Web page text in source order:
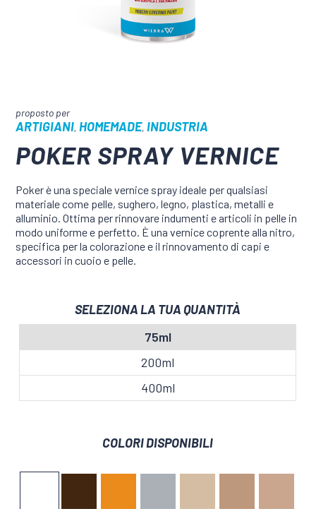
ARTIGIANI,HOMEMADE,INDUSTRIA
POKER SPRAY VERNICE
Poker è una speciale vernice spray ideale per qualsiasi
materiale come pelle, sughero, legno, plastica, metalli e
alluminio. Ottima per rinnovare indumenti e articoli in pelle in
modo uniforme e perfetto. È una vernice coprente alla nitro,
specifica per la colorazione e il rinnovamento di capi e
accessori in cuoio e pelle.
SELEZIONA LA TUA QUANTITÀ
75ml
200ml
400ml
COLORI DISPONIBILI